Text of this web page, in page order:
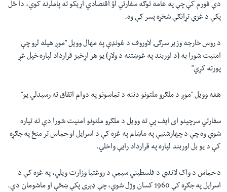
ژبې
دې فورم کې چې په عامه توګه سفارتي اؤ اقتصادي اړیکو ته پاملرنه کوي، دا ځل
پکې د غزې تړانګې شخړه پسر کې وه.
د روس خارجه وزیر سرګۍ لاوروف د غونډې په مهال وویل "موږ هیله لرو چې
امنیت شورا به (د اوربند په غوښتنه د ولاړ) یو هر اړخیز قرارداد لپاره خپل غږ
پورته کړي"
هغه وویل "موږ د ملګرو ملتونو دننه د تماسونو په دوام اتقاق ته رسیدلي یو"
سفارتي سرچینو ای ایف پي ته وویل د ملګرو ملتونو امنیت شورا دې ته تیاره
شوې وه چې د چهارشنبې په ماښام په غزه کې د اسرایل او حماس تر منځ په جګړه
کې د یو بل اوربند لپاره په قرارداد رایې واخلي.
د حماس د واک لاندې د فلسطیني سیمې د روغتیا وزارت ویلي، په غزه کې د
اسرایل په جګړه کې 1960 کسان وژل شوي، چې ډېری پکې ښځې او ماشومان دي
.